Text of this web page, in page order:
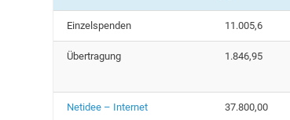
Einzelspenden 11.005,6
Übertragung 1.846,95
Netidee – Internet
37.800,00